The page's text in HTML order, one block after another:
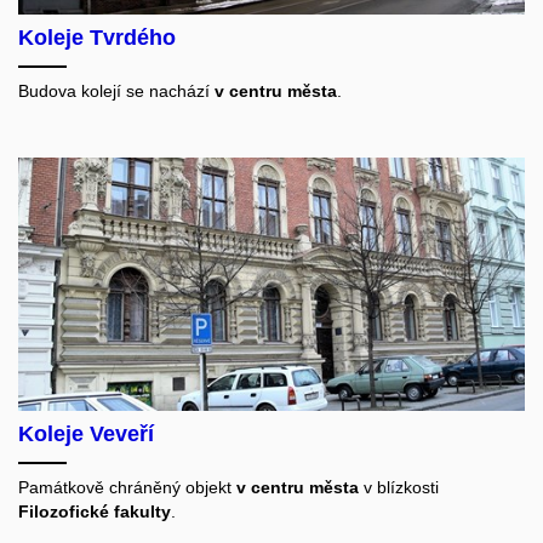
Koleje Tvrdého
Budova kolejí se nachází v centru města
Koleje Veveří
Památkově chráněný objekt v centru města v blízkosti
Filozofické fakulty.